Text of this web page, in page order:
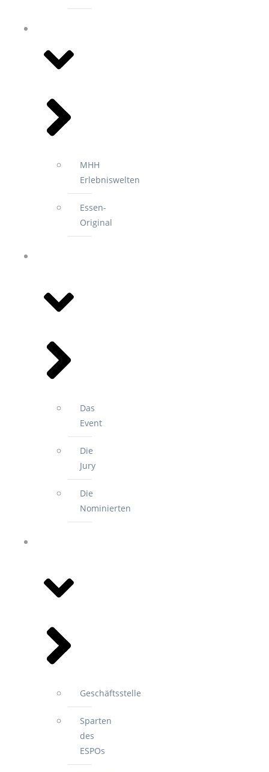
MHH
Erlebniswelten
Essen-
Original
Das
Event
Die
Jury
Die
Nominierten
Geschäftsstelle
Sparten
des
ESPOs